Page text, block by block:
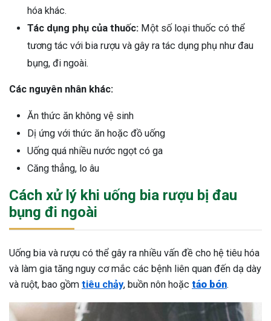
hóa khác.
Tác dụng phụ của thuốc: Một số loại thuốc có thể
tương tác với bia rượu và gây ra tác dụng phụ như đau
bụng, đi ngoài.
Các nguyên nhân khác:
Ăn thức ăn không vệ sinh
Dị ứng với thức ăn hoặc đồ uống
Uống quá nhiều nước ngọt có ga
Căng thẳng, lo âu
Cách xử lý khi uống bia rượu bị đau
bụng đi ngoài
Uống bia và rượu có thể gây ra nhiều vấn đề cho hệ tiêu hóa
và làm gia tăng nguy cơ mắc các bệnh liên quan đến dạ dày
và ruột, bao gồm tiêu chảy, buồn nôn hoặc táo bón.